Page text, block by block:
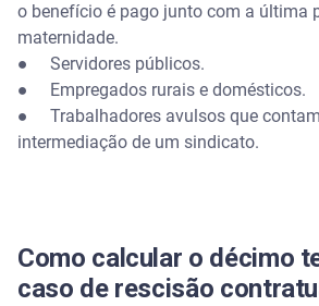
o benefício é pago junto com a última
maternidade.
● Servidores públicos.
● Empregados rurais e domésticos.
● Trabalhadores avulsos que
intermediação de um sindicato.
Como calcular o décimo
caso de rescisão